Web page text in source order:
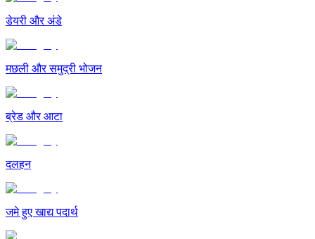
डेयरी और अंडे
मछली और समुद्री भोजन
ब्रेड और आटा
दलहन
जमे हुए खाद्य पदार्थ